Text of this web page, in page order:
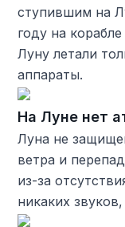
ступившим на
году на
Луну летали
аппараты.
На Луне нет
Луна не
ветра и
из-за
никаких